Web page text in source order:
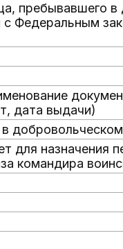
пребывавшего
с Федеральным
дата выдачи)
для назначения
командира